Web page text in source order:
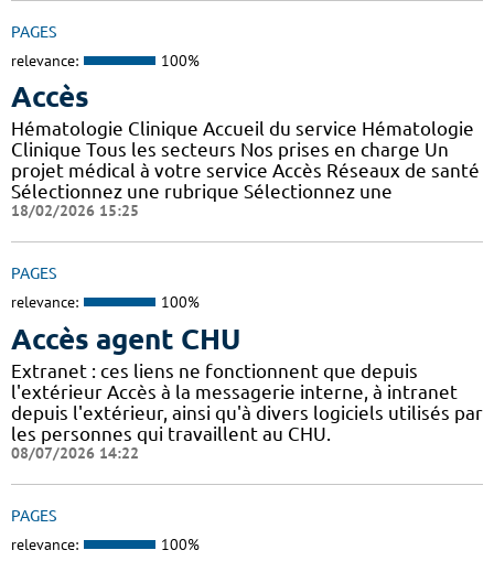
PAGES
relevance: 100%
Accès
Hématologie Clinique Accueil du service Hématologie
Clinique Tous les secteurs Nos prises en charge Un
projet médical à votre service Accès Réseaux de santé
Sélectionnez une rubrique Sélectionnez une
18/02/2026 15:25
PAGES
relevance: 100%
Accès agent CHU
Extranet : ces liens ne fonctionnent que depuis
l'extérieur Accès à la messagerie interne, à intranet
depuis l'extérieur, ainsi qu'à divers logiciels utilisés par
les personnes qui travaillent au CHU.
08/07/2026 14:22
PAGES
relevance: 100%